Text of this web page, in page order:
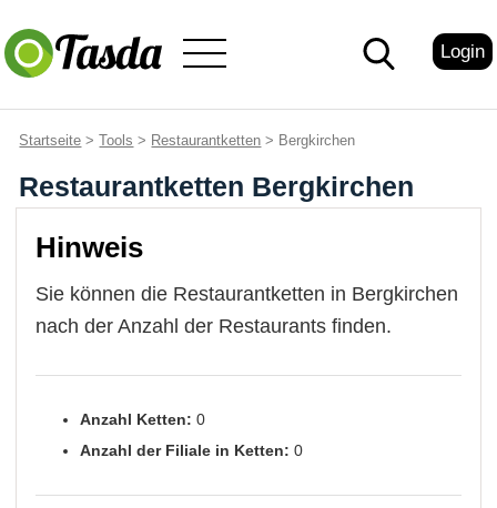
Login
Startseite >Tools > Restaurantketten > Bergkirchen
Restaurantketten Bergkirchen
Hinweis
Sie können die Restaurantketten in Bergkirchen
nach der Anzahl der Restaurants finden.
Anzahl Ketten: 0
Anzahl der Filiale in Ketten: 0